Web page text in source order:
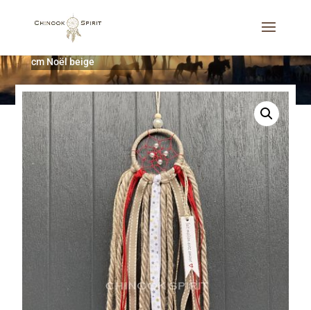
Décoration d'intérieur
cm Noël beige